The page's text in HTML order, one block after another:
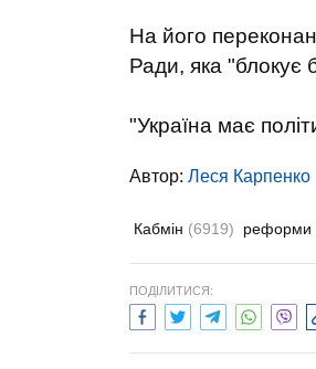
На його
Ради, яка "блокує
"Україна має
Автор: Леся Карпенко
Кабмін (6919) реформи
ПОДІЛИТИСЯ: